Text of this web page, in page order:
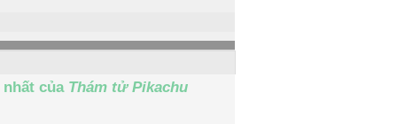
của Thám tử Pikachu